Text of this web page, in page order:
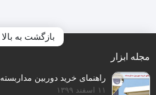
بازگشت به بالا
مجله ابزار
راهنمای خرید دوربین مداربسته
۱۱ اسفند ۱۳۹۹